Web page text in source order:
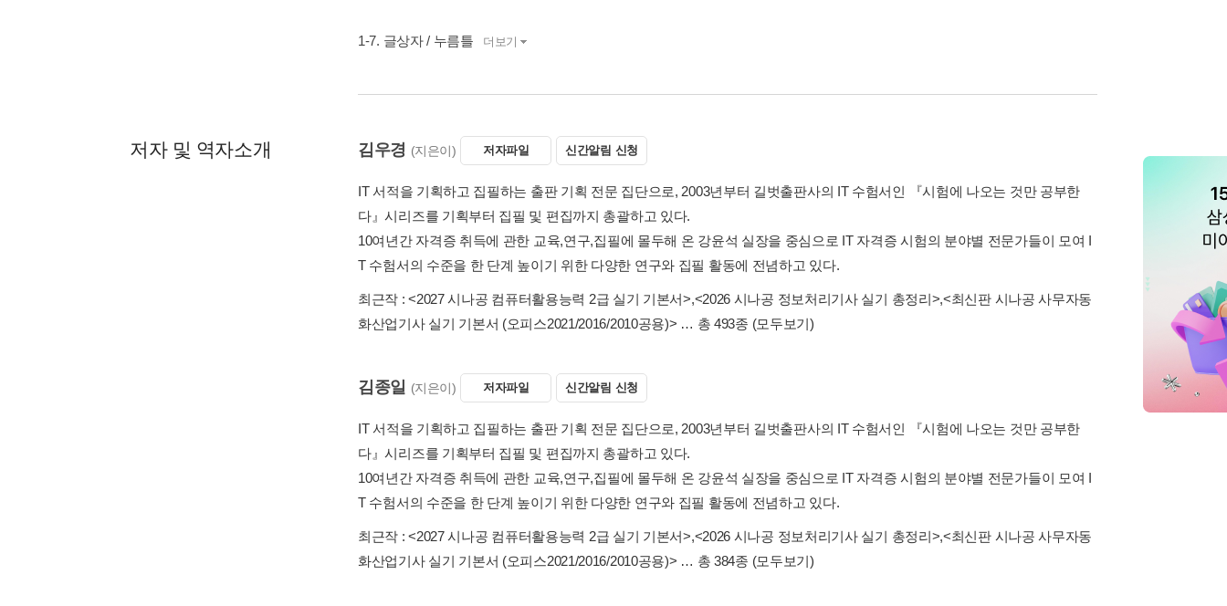
1-7. 글상자 / 누름틀 더보기
저자 및 역자소개 김우경 (지은이) 저자파일 신간알림 신청
IT 서적을 기획하고 집필하는 출판 기획 전문 집단으로, 2003년부터 길벗출판사의 IT 수험서인 『시험에 나오는 것만 공부한
다』시리즈를 기획부터 집필 및 편집까지 총괄하고 있다.
10여년간 자격증 취득에 관한 교육,연구,집필에 몰두해 온 강윤석 실장을 중심으로 IT 자격증 시험의 분야별 전문가들이 모여 I
T 수험서의 수준을 한 단계 높이기 위한 다양한 연구와 집필 활동에 전념하고 있다.
최근작 :<2027 시나공 컴퓨터활용능력 2급 실기 기본서>,<2026 시나공 정보처리기사 실기 총정리>,<최신판 시나공 사무자동
화산업기사 실기 기본서 (오피스2021/2016/2010공용)> … 총 493종 (모두보기)
김종일 (지은이) 저자파일 신간알림 신청
IT 서적을 기획하고 집필하는 출판 기획 전문 집단으로, 2003년부터 길벗출판사의 IT 수험서인 『시험에 나오는 것만 공부한
다』시리즈를 기획부터 집필 및 편집까지 총괄하고 있다.
10여년간 자격증 취득에 관한 교육,연구,집필에 몰두해 온 강윤석 실장을 중심으로 IT 자격증 시험의 분야별 전문가들이 모여 I
T 수험서의 수준을 한 단계 높이기 위한 다양한 연구와 집필 활동에 전념하고 있다.
최근작 :<2027 시나공 컴퓨터활용능력 2급 실기 기본서>,<2026 시나공 정보처리기사 실기 총정리>,<최신판 시나공 사무자동
화산업기사 실기 기본서 (오피스2021/2016/2010공용)> … 총 384종 (모두보기)